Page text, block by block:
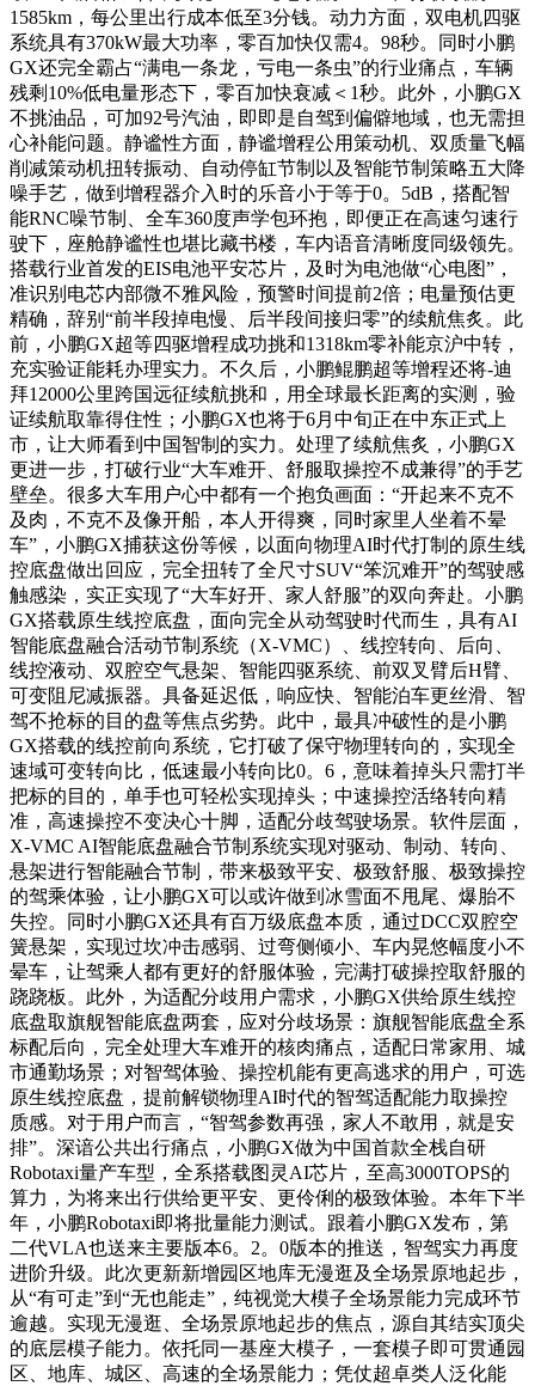
1585km，每公里出行成本低至3分钱。动力方面，双电机四驱
系统具有370kW最大功率，零百加快仅需4。98秒。同时小鹏
GX还完全霸占“满电一条龙，亏电一条虫”的行业痛点，车辆
残剩10%低电量形态下，零百加快衰减＜1秒。此外，小鹏GX
不挑油品，可加92号汽油，即即是自驾到偏僻地域，也无需担
心补能问题。静谧性方面，静谧增程公用策动机、双质量飞幅
削减策动机扭转振动、自动停缸节制以及智能节制策略五大降
噪手艺，做到增程器介入时的乐音小于等于0。5dB，搭配智
能RNC噪节制、全车360度声学包环抱，即便正在高速匀速行
驶下，座舱静谧性也堪比藏书楼，车内语音清晰度同级领先。
搭载行业首发的EIS电池平安芯片，及时为电池做“心电图”，
准识别电芯内部微不雅风险，预警时间提前2倍；电量预估更
精确，辞别“前半段掉电慢、后半段间接归零”的续航焦炙。此
前，小鹏GX超等四驱增程成功挑和1318km零补能京沪中转，
充实验证能耗办理实力。不久后，小鹏鲲鹏超等增程还将-迪
拜12000公里跨国远征续航挑和，用全球最长距离的实测，验
证续航取靠得住性；小鹏GX也将于6月中旬正在中东正式上
市，让大师看到中国智制的实力。处理了续航焦炙，小鹏GX
更进一步，打破行业“大车难开、舒服取操控不成兼得”的手艺
壁垒。很多大车用户心中都有一个抱负画面：“开起来不克不
及肉，不克不及像开船，本人开得爽，同时家里人坐着不晕
车”，小鹏GX捕获这份等候，以面向物理AI时代打制的原生线
控底盘做出回应，完全扭转了全尺寸SUV“笨沉难开”的驾驶感
触感染，实正实现了“大车好开、家人舒服”的双向奔赴。小鹏
GX搭载原生线控底盘，面向完全从动驾驶时代而生，具有AI
智能底盘融合活动节制系统（X-VMC）、线控转向、后向、
线控液动、双腔空气悬架、智能四驱系统、前双叉臂后H臂、
可变阻尼减振器。具备延迟低，响应快、智能泊车更丝滑、智
驾不抢标的目的盘等焦点劣势。此中，最具冲破性的是小鹏
GX搭载的线控前向系统，它打破了保守物理转向的，实现全
速域可变转向比，低速最小转向比0。6，意味着掉头只需打半
把标的目的，单手也可轻松实现掉头；中速操控活络转向精
准，高速操控不变决心十脚，适配分歧驾驶场景。软件层面，
X-VMC AI智能底盘融合节制系统实现对驱动、制动、转向、
悬架进行智能融合节制，带来极致平安、极致舒服、极致操控
的驾乘体验，让小鹏GX可以或许做到冰雪面不甩尾、爆胎不
失控。同时小鹏GX还具有百万级底盘本质，通过DCC双腔空
簧悬架，实现过坎冲击感弱、过弯侧倾小、车内晃悠幅度小不
晕车，让驾乘人都有更好的舒服体验，完满打破操控取舒服的
跷跷板。此外，为适配分歧用户需求，小鹏GX供给原生线控
底盘取旗舰智能底盘两套，应对分歧场景：旗舰智能底盘全系
标配后向，完全处理大车难开的核肉痛点，适配日常家用、城
市通勤场景；对智驾体验、操控机能有更高逃求的用户，可选
原生线控底盘，提前解锁物理AI时代的智驾适配能力取操控
质感。对于用户而言，“智驾参数再强，家人不敢用，就是安
排”。深谙公共出行痛点，小鹏GX做为中国首款全栈自研
Robotaxi量产车型，全系搭载图灵AI芯片，至高3000TOPS的
算力，为将来出行供给更平安、更伶俐的极致体验。本年下半
年，小鹏Robotaxi即将批量能力测试。跟着小鹏GX发布，第
二代VLA也送来主要版本6。2。0版本的推送，智驾实力再度
进阶升级。此次更新新增园区地库无漫逛及全场景原地起步，
从“有可走”到“无也能走”，纯视觉大模子全场景能力完成环节
逾越。实现无漫逛、全场景原地起步的焦点，源自其结实顶尖
的底层模子能力。依托同一基座大模子，一套模子即可贯通园
区、地库、城区、高速的全场景能力；凭仗超卓类人泛化能